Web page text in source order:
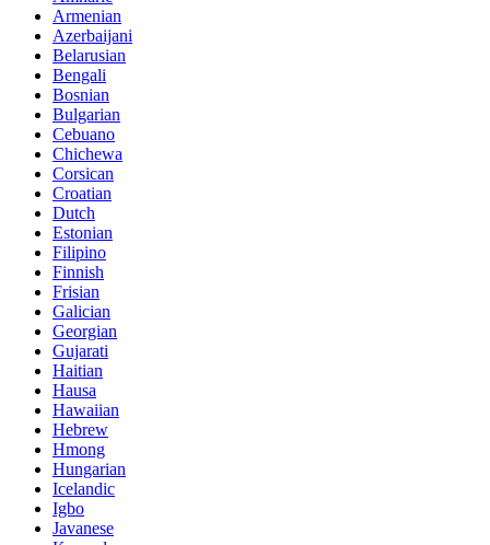
Armenian
Azerbaijani
Belarusian
Bengali
Bosnian
Bulgarian
Cebuano
Chichewa
Corsican
Croatian
Dutch
Estonian
Filipino
Finnish
Frisian
Galician
Georgian
Gujarati
Haitian
Hausa
Hawaiian
Hebrew
Hmong
Hungarian
Icelandic
Igbo
Javanese